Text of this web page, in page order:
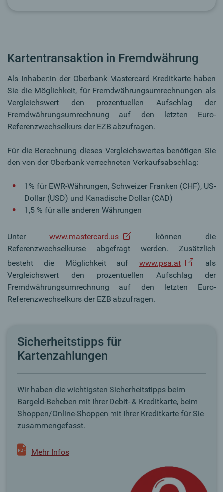
Kartentransaktion in Fremdwährung
Als Inhaber:in der Oberbank Mastercard Kreditkarte haben
Sie die Möglichkeit, für Fremdwährungsumrechnungen als
Vergleichswert den prozentuellen Aufschlag der
Fremdwährungsumrechnung auf den letzten Euro-
Referenzwechselkurs der EZB abzufragen.
Für die Berechnung dieses Vergleichswertes benötigen Sie
den von der Oberbank verrechneten Verkaufsabschlag:
1% für EWR-Währungen, Schweizer Franken (CHF), US-
Dollar (USD) und Kanadische Dollar (CAD)
1,5 % für alle anderen Währungen
Unter www.mastercard.us
können die
Referenzwechselkurse abgefragt werden. Zusätzlich
besteht die Möglichkeit auf www.psa.at
als
Vergleichswert den prozentuellen Aufschlag der
Fremdwährungsumrechnung auf den letzten Euro-
Referenzwechselkurs der EZB abzufragen.
Sicherheitstipps für
Kartenzahlungen
Wir haben die wichtigsten Sicherheitstipps beim
Bargeld-Beheben mit Ihrer Debit- & Kreditkarte, beim
Shoppen/Online-Shoppen mit Ihrer Kreditkarte für Sie
zusammengefasst.
Mehr Infos